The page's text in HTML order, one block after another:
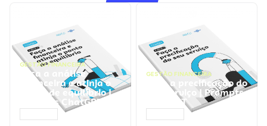
GESTÃO FINANCEIRA
Faça a análise
financeira e atinja o
ponto de equilíbrio |
Prompts ChatGPT
GESTÃO FINANCEIRA
Faça a precificação do
seu serviço | Prompts
ChatGPT